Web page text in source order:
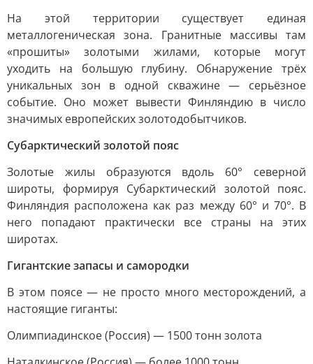
На этой территории существует единая
металлогеническая зона. Гранитные массивы там
«прошиты» золотыми жилами, которые могут
уходить на большую глубину. Обнаружение трёх
уникальных зон в одной скважине — серьёзное
событие. Оно может вывести Финляндию в число
значимых европейских золотодобытчиков.
Субарктический золотой пояс
Золотые жилы образуются вдоль 60° северной
широты, формируя Субарктический золотой пояс.
Финляндия расположена как раз между 60° и 70°. В
него попадают практически все страны на этих
широтах.
Гигантские запасы и самородки
В этом поясе — не просто много месторождений, а
настоящие гиганты:
Олимпиадинское (Россия) — 1500 тонн золота